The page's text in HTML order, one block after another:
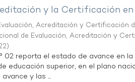
y la Certificación
Acreditación y Certificación
de Evaluación, Acreditación y
)
02 reporta el estado de avance en
educación superior, en el plano
y las ...